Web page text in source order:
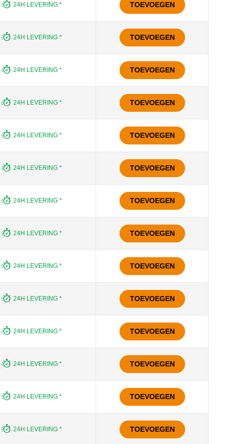
24H LEVERING * TOEVOEGEN
24H LEVERING * TOEVOEGEN
24H LEVERING * TOEVOEGEN
24H LEVERING * TOEVOEGEN
24H LEVERING * TOEVOEGEN
24H LEVERING * TOEVOEGEN
24H LEVERING * TOEVOEGEN
24H LEVERING * TOEVOEGEN
24H LEVERING * TOEVOEGEN
24H LEVERING * TOEVOEGEN
24H LEVERING * TOEVOEGEN
24H LEVERING * TOEVOEGEN
24H LEVERING * TOEVOEGEN
24H LEVERING * TOEVOEGEN